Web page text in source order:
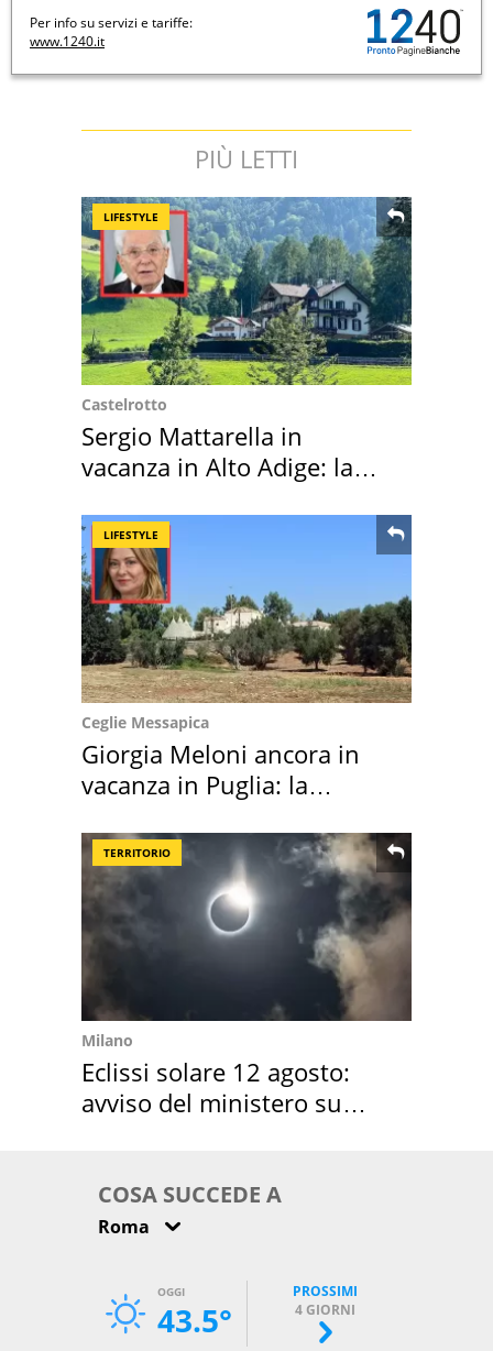
Per info su servizi e tariffe:
www.1240.it
PIÙ LETTI
LIFESTYLE
Castelrotto
Sergio Mattarella in
vacanza in Alto Adige: la
LIFESTYLE
Ceglie Messapica
Giorgia Meloni ancora in
vacanza in Puglia: la
TERRITORIO
Milano
Eclissi solare 12 agosto:
avviso del ministero su